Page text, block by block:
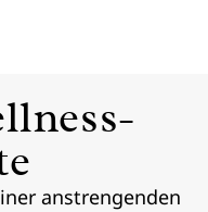
anstrengenden